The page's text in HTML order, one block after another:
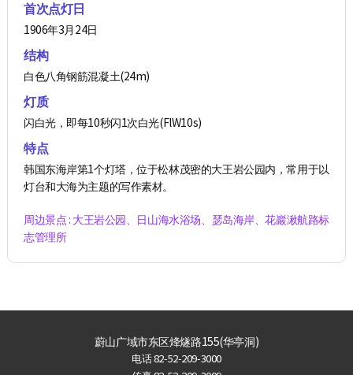
首次点灯日
1906年3月24日
结构
白色八角钢筋混凝土(24m)
灯质
闪白光，即每10秒闪1次白光(FlW10s)
特点
韩国东海岸第1个灯塔，位于松林茂密的大王岩公园内，常用于以
灯台和大海为主题的写作素材。
周边景点 : 大王岩公园、日山海水浴场、瑟岛海岸、花巖湫航路标
志管理所
蔚山广域市东区烽燧路155(华亭洞)
电话82-52-209-3000